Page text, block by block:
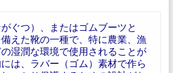
ぐつ）、またはゴムブーツと
えた靴の一種で、特に農業、漁
湿潤な環境で使用されることが
は、ラバー（ゴム）素材で作ら